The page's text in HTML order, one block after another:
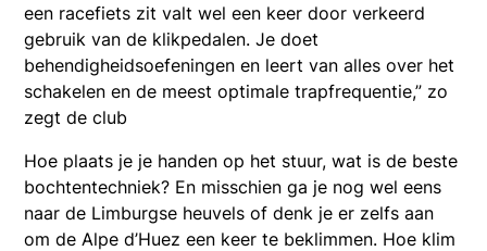
een racefiets zit valt wel een keer door verkeerd
gebruik van de klikpedalen. Je doet
behendigheidsoefeningen en leert van alles over het
schakelen en de meest optimale trapfrequentie,” zo
zegt de club
Hoe plaats je je handen op het stuur, wat is de beste
bochtentechniek? En misschien ga je nog wel eens
naar de Limburgse heuvels of denk je er zelfs aan
om de Alpe d’Huez een keer te beklimmen. Hoe klim